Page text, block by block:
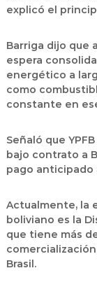
explicó el
Barriga dijo que
espera
energético a
como
constante en
Señaló que
bajo contrato a
pago anticipado
Actualmente, la
boliviano es la
que tiene más
Brasil.